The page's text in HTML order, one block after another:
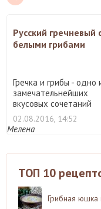
Русский гречневый
белыми грибами
Гречка и грибы - одно
замечательнейших
вкусовых сочетаний
некотор ...
02.08.2016, 14:52
Мелена
ТОП 10
Грибная юшка